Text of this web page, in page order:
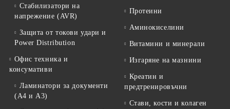
Стабилизатори на
напрежение (AVR)
Защита от токови удари и
Power Distribution
Офис техника и
консумативи
Ламинатори за документи
(A4 и A3)
Протеини
Аминокиселини
Витамини и минерали
Изгаряне на мазнини
Креатин и
предтренировъчни
Стави, кости и колаген